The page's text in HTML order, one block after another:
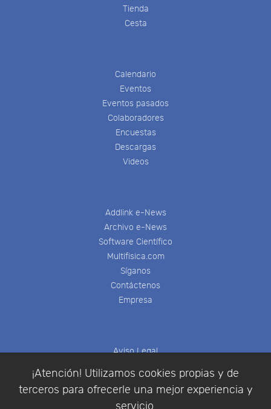
¡Atención! Utilizamos cookies propias y de
terceros para ofrecerle una mejor experiencia y
servicio.
Tienda
Cesta
Calendario
Eventos
Eventos pasados
Colaboradores
Encuestas
Descargas
Videos
Addlink e-News
Archivo e-News
Software Científico
Multifisica.com
Síganos
Contáctenos
Empresa
Aviso Legal
Política de Privacidad
Condiciones de compra